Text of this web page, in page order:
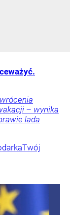
– wynika
lada
Twój